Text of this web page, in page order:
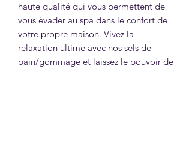
haute qualité qui vous permettent de
vous évader au spa dans le confort de
votre propre maison. Vivez la
relaxation ultime avec nos sels de
bain/gommage et laissez le pouvoir de